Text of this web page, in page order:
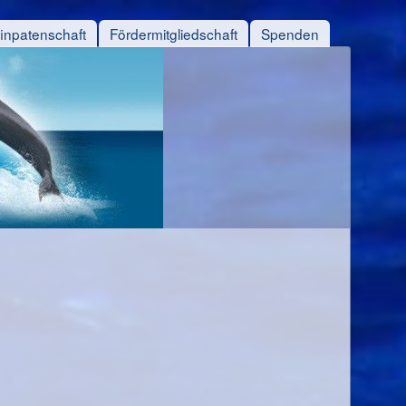
Fördermitgliedschaft Spenden